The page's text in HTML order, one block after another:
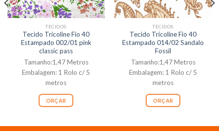
TECIDOS
Tecido Tricoline Fio 40
Estampado 002/01 pink
classic pass
Tamanho:1,47 Metros
Embalagem: 1 Rolo c/ 5
metros
ORÇAR
TECIDOS
Tecido Tricoline Fio 40
Estampado 014/02 Sandalo
Fossil
Tamanho:1,47 Metros
Embalagem: 1 Rolo c/ 5
metros
ORÇAR